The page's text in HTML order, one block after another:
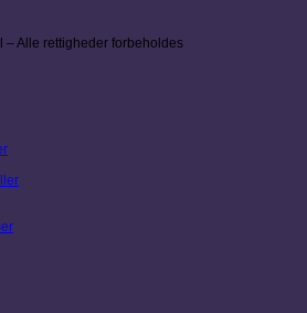
Alle rettigheder forbeholdes